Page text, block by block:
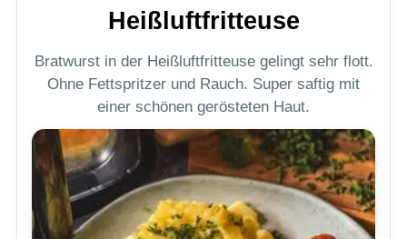
Heißluftfritteuse
Bratwurst in der Heißluftfritteuse gelingt sehr flott.
Ohne Fettspritzer und Rauch. Super saftig mit
einer schönen gerösteten Haut.